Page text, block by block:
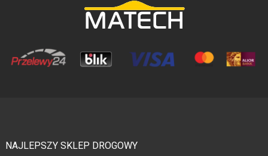
NAJLEPSZY SKLEP DROGOWY